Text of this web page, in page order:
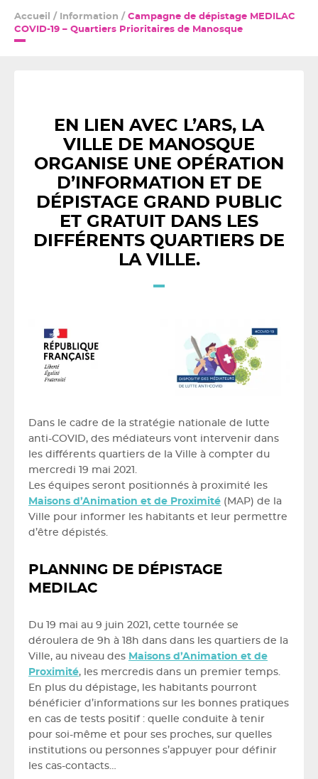
Accueil / Information / Campagne de dépistage MEDILAC
COVID-19 – Quartiers Prioritaires de Manosque
EN LIEN AVEC L’ARS, LA
VILLE DE MANOSQUE
ORGANISE UNE OPÉRATION
D’INFORMATION ET DE
DÉPISTAGE GRAND PUBLIC
ET GRATUIT DANS LES
DIFFÉRENTS QUARTIERS DE
LA VILLE.
Dans le cadre de la stratégie nationale de lutte
anti-COVID, des médiateurs vont intervenir dans
les différents quartiers de la Ville à compter du
mercredi 19 mai 2021.
Les équipes seront positionnés à proximité les
Maisons d’Animation et de Proximité (MAP) de la
Ville pour informer les habitants et leur permettre
d’être dépistés.
PLANNING DE DÉPISTAGE
MEDILAC
Du 19 mai au 9 juin 2021, cette tournée se
déroulera de 9h à 18h dans dans les quartiers de la
Ville, au niveau des Maisons d’Animation et de
Proximité, les mercredis dans un premier temps.
En plus du dépistage, les habitants pourront
bénéficier d’informations sur les bonnes pratiques
en cas de tests positif : quelle conduite à tenir
pour soi-même et pour ses proches, sur quelles
institutions ou personnes s’appuyer pour définir
les cas-contacts…